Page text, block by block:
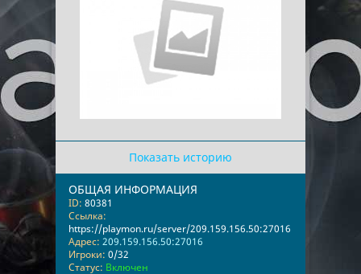
Показать историю
ОБЩАЯ ИНФОРМАЦИЯ
ID: 80381
Ссылка:
https://playmon.ru/server/209.159.156.50:27016
Адрес: 209.159.156.50:27016
Игроки: 0/32
Статус: Включен